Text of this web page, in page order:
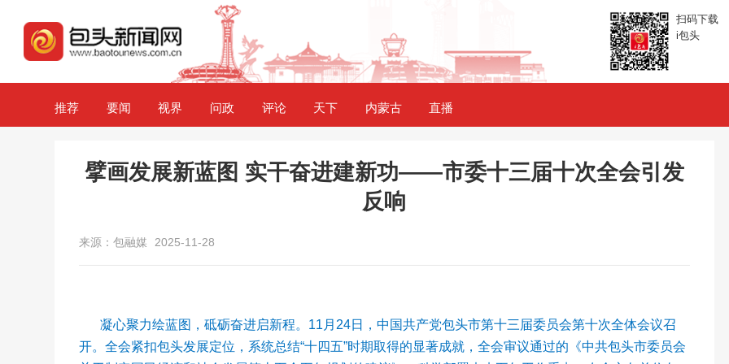
扫码下载
i包头
推荐 要闻 视界 问政 评论 天下 内蒙古 直播
擘画发展新蓝图 实干奋进建新功——市委十三届十次全会引发
反响
来源：包融媒 2025-11-28
凝心聚力绘蓝图，砥砺奋进启新程。11月24日，中国共产党包头市第十三届委员会第十次全体会议召
开。全会紧扣包头发展定位，系统总结“十四五”时期取得的显著成就，全会审议通过的《中共包头市委员会